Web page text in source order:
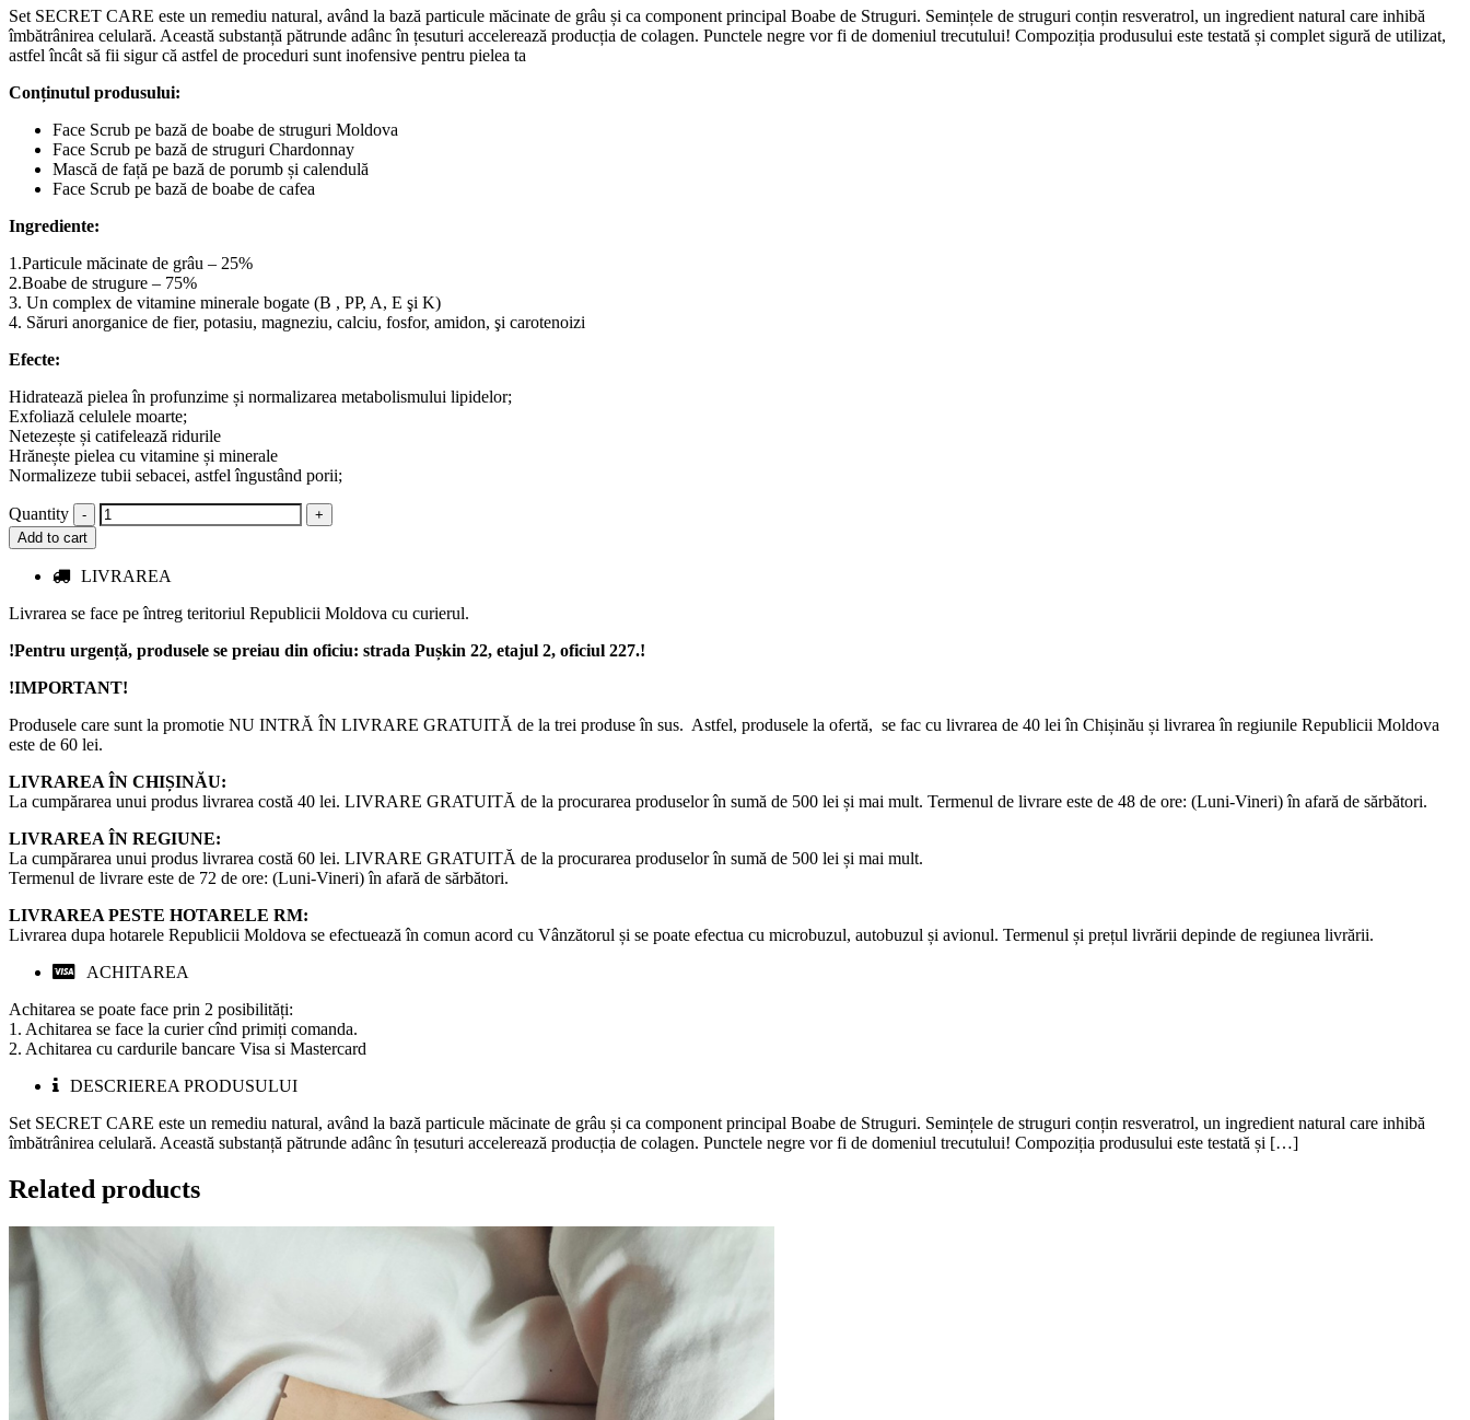
Set SECRET CARE este un remediu natural, având la bază particule măcinate de grâu și ca component principal Boabe de Struguri. Semințele de struguri conțin resveratrol, un ingredient natural care inhibă
îmbătrânirea celulară. Această substanță pătrunde adânc în țesuturi accelerează producția de colagen. Punctele negre vor fi de domeniul trecutului! Compoziția produsului este testată și complet sigură de utilizat,
astfel încât să fii sigur că astfel de proceduri sunt inofensive pentru pielea ta
Conținutul produsului:
Face Scrub pe bază de boabe de struguri Moldova
Face Scrub pe bază de struguri Chardonnay
Mască de față pe bază de porumb și calendulă
Face Scrub pe bază de boabe de cafea
Ingrediente:
1.Particule măcinate de grâu – 25%
2.Boabe de strugure – 75%
3. Un complex de vitamine minerale bogate (В , PP, A, E şi K)
4. Săruri anorganice de fier, potasiu, magneziu, calciu, fosfor, amidon, şi carotenoizi
Efecte:
Hidratează pielea în profunzime⁣ și normalizarea metabolismului lipidelor;
Exfoliază celulele moarte⁣;
Netezește și catifelează ridurile
Hrănește pielea cu vitamine și minerale ⁣
Normalizeze tubii sebacei, astfel îngustând porii;
Quantity
Add to cart
LIVRAREA
Livrarea se face pe întreg teritoriul Republicii Moldova cu curierul.
!Pentru urgență, produsele se preiau din oficiu: strada Pușkin 22, etajul 2, oficiul 227.!
!IMPORTANT!
Produsele care sunt la promotie NU INTRĂ ÎN LIVRARE GRATUITĂ de la trei produse în sus. Astfel, produsele la ofertă, se fac cu livrarea de 40 lei în Chișinău și livrarea în regiunile Republicii Moldova
este de 60 lei.
LIVRAREA ÎN CHIȘINĂU:
La cumpărarea unui produs livrarea costă 40 lei. LIVRARE GRATUITĂ de la procurarea produselor în sumă de 500 lei și mai mult. Termenul de livrare este de 48 de ore: (Luni-Vineri) în afară de sărbători.
LIVRAREA ÎN REGIUNE:
La cumpărarea unui produs livrarea costă 60 lei. LIVRARE GRATUITĂ de la procurarea produselor în sumă de 500 lei și mai mult.
Termenul de livrare este de 72 de ore: (Luni-Vineri) în afară de sărbători.
LIVRAREA PESTE HOTARELE RM:
Livrarea dupa hotarele Republicii Moldova se efectuează în comun acord cu Vânzătorul și se poate efectua cu microbuzul, autobuzul și avionul. Termenul și prețul livrării depinde de regiunea livrării.
ACHITAREA
Achitarea se poate face prin 2 posibilități:
1. Achitarea se face la curier cînd primiți comanda.
2. Achitarea cu cardurile bancare Visa si Mastercard
DESCRIEREA PRODUSULUI
Set SECRET CARE este un remediu natural, având la bază particule măcinate de grâu și ca component principal Boabe de Struguri. Semințele de struguri conțin resveratrol, un ingredient natural care inhibă
îmbătrânirea celulară. Această substanță pătrunde adânc în țesuturi accelerează producția de colagen. Punctele negre vor fi de domeniul trecutului! Compoziția produsului este testată și […]
Related products